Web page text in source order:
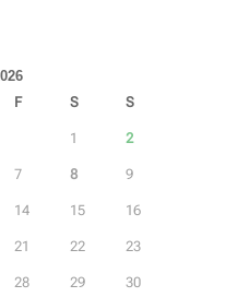
F S S
1 2
7 8 9
14 15 16
21 22 23
28 29 30